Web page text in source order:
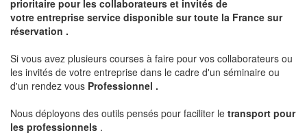
prioritaire pour les collaborateurs et invités de
votre entreprise service disponible sur toute la France sur
réservation .
Si vous avez plusieurs courses à faire pour vos collaborateurs ou
les invités de votre entreprise dans le cadre d'un séminaire ou
d'un rendez vous Professionnel .
Nous déployons des outils pensés pour faciliter le transport pour
les professionnels .